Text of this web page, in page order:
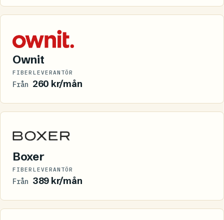
Ownit
FIBERLEVERANTÖR
Från 260 kr/mån
Boxer
FIBERLEVERANTÖR
Från 389 kr/mån